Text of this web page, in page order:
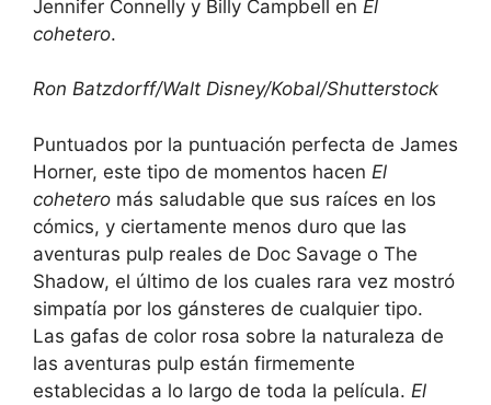
Jennifer Connelly y Billy Campbell en El
cohetero.
Ron Batzdorff/Walt Disney/Kobal/Shutterstock
Puntuados por la puntuación perfecta de James
Horner, este tipo de momentos hacen El
cohetero más saludable que sus raíces en los
cómics, y ciertamente menos duro que las
aventuras pulp reales de Doc Savage o The
Shadow, el último de los cuales rara vez mostró
simpatía por los gánsteres de cualquier tipo.
Las gafas de color rosa sobre la naturaleza de
las aventuras pulp están firmemente
establecidas a lo largo de toda la película. El